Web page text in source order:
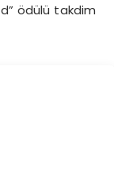
ödülü takdim